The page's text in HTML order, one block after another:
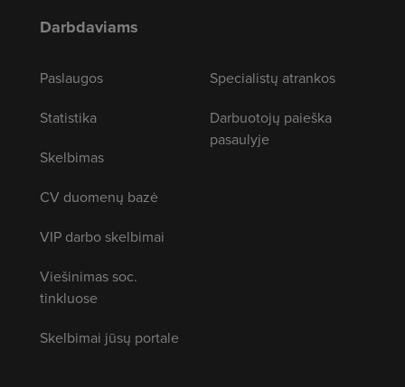
Darbdaviams
Paslaugos
Statistika
Skelbimas
CV duomenų bazė
VIP darbo skelbimai
Viešinimas soc.
tinkluose
Skelbimai jūsų portale
Specialistų atrankos
Darbuotojų paieška
pasaulyje